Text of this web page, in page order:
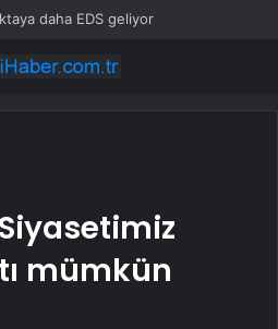
daha EDS geliyor
mümkün